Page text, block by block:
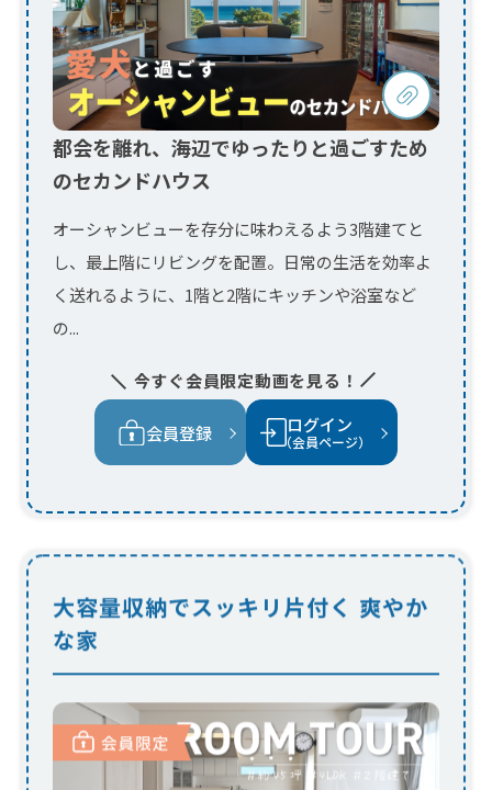
オーシャンビューを存分に味わえるよう3階建てと
し、最上階にリビングを配置。日常の生活を効率よ
く送れるように、1階と2階にキッチンや浴室など
の...
会員登録 （会員ページ）
大容量収納でスッキリ片付く 爽やか
な家
白を基調とした爽やかなインテリアに間接
照明を設けた、上質なくつろぎ空間